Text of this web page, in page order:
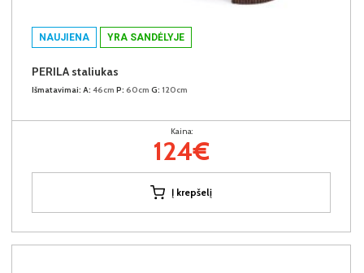
NAUJIENA YRA SANDĖLYJE
PERILA staliukas
Išmatavimai: A: 46cm P: 60cm G: 120cm
Kaina:
124€
Į krepšelį